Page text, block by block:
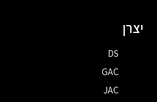
יצרן
DS
GAC
JAC